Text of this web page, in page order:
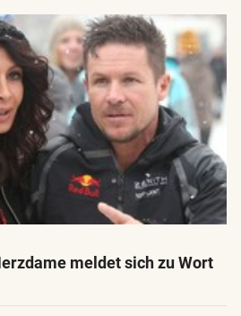
meldet sich zu Wort